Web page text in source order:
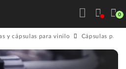
0
y cápsulas para vinilo Cápsulas para